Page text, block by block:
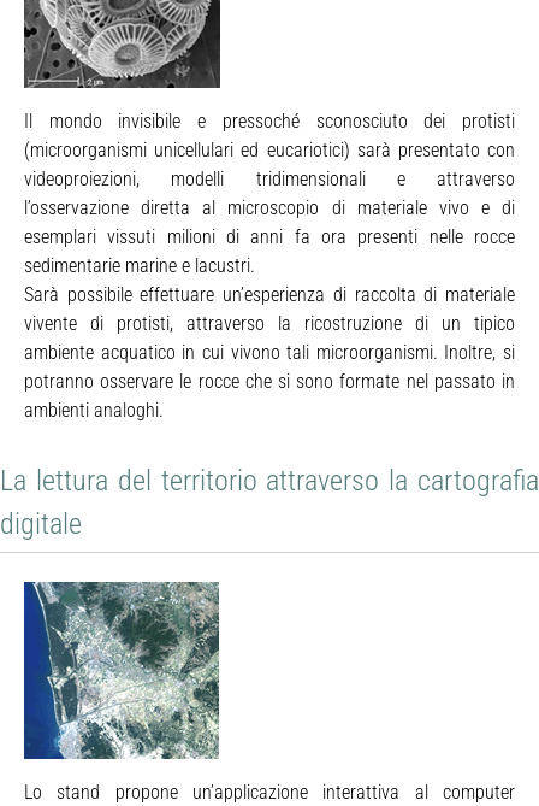
Il mondo invisibile e pressoché sconosciuto dei protisti
(microorganismi unicellulari ed eucariotici) sarà presentato con
videoproiezioni, modelli tridimensionali e attraverso
l’osservazione diretta al microscopio di materiale vivo e di
esemplari vissuti milioni di anni fa ora presenti nelle rocce
sedimentarie marine e lacustri.
Sarà possibile effettuare un’esperienza di raccolta di materiale
vivente di protisti, attraverso la ricostruzione di un tipico
ambiente acquatico in cui vivono tali microorganismi. Inoltre, si
potranno osservare le rocce che si sono formate nel passato in
ambienti analoghi.
La lettura del territorio attraverso la cartografia
digitale
Lo stand propone un’applicazione interattiva al computer